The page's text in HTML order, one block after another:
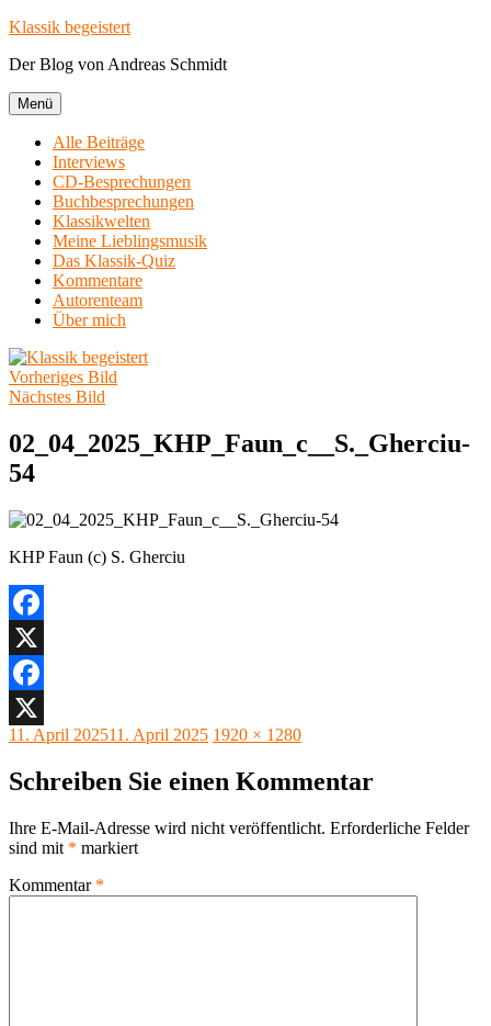
Zum
springen
Klassik begeistert
Der Blog von Andreas Schmidt
Menü
Alle Beiträge
Interviews
CD-Besprechungen
Buchbesprechungen
Klassikwelten
Meine Lieblingsmusik
Das Klassik-Quiz
Kommentare
Autorenteam
Über mich
Vorheriges Bild
Nächstes Bild
02_04_2025_KHP_Faun_c__S._Gherciu-
54
KHP Faun (c) S. Gherciu
Facebook
X
Facebook
X
Veröffentlicht
11. April 202511. April 2025 Originalgröße
1920 × 1280
Schreiben Sie einen Kommentar
Ihre E-Mail-Adresse wird nicht veröffentlicht. Erforderliche Felder
sind mit * markiert
Kommentar *